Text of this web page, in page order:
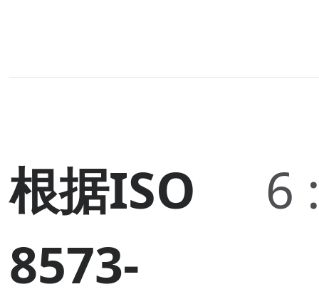
根据ISO
8573-
6